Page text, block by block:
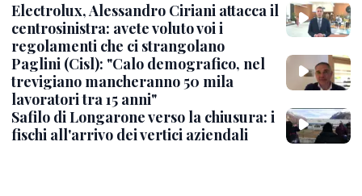
Electrolux, Alessandro Ciriani attacca il
centrosinistra: avete voluto voi i
regolamenti che ci strangolano
Paglini (Cisl): "Calo demografico, nel
trevigiano mancheranno 50 mila
lavoratori tra 15 anni"
Safilo di Longarone verso la chiusura: i
fischi all'arrivo dei vertici aziendali